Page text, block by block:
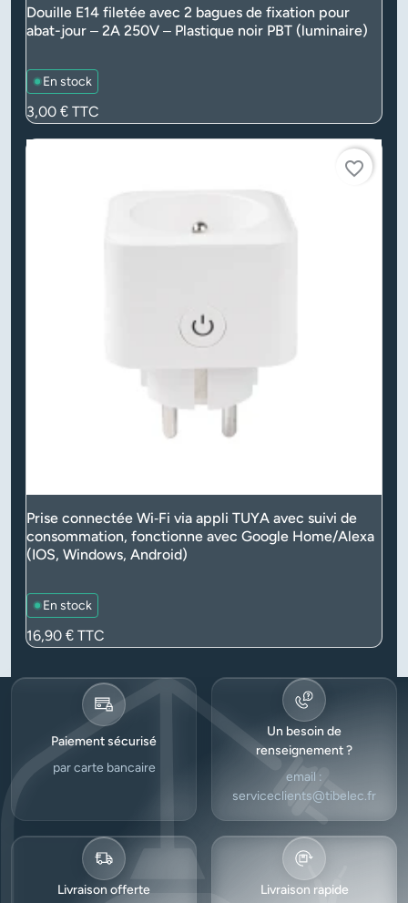
Douille E14 filetée avec 2 bagues de fixation pour
abat-jour – 2A 250V – Plastique noir PBT (luminaire)
En stock
Prix
3,00 € TTC
favorite_border
Prise connectée Wi‑Fi via appli TUYA avec suivi de
consommation, fonctionne avec Google Home/Alexa
(IOS, Windows, Android)
En stock
Prix
16,90 € TTC
Paiement sécurisé
par carte bancaire
Un besoin de
renseignement ?
email :
serviceclients@tibelec.fr
Livraison offerte
Livraison rapide